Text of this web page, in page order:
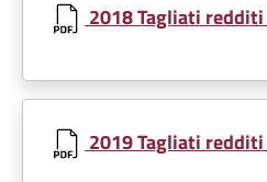
2018 Tagliati redditi
Document
2019 Tagliati redditi